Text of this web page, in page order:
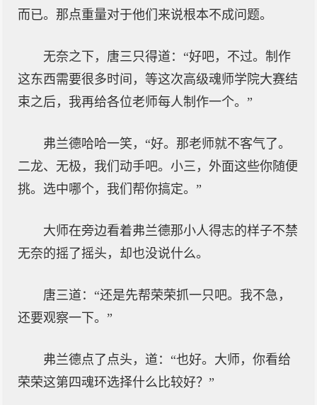
而已。那点重量对于他们来说根本不成问题。
无奈之下，唐三只得道：“好吧，不过。制作
这东西需要很多时间，等这次高级魂师学院大赛结
束之后，我再给各位老师每人制作一个。”
弗兰德哈哈一笑，“好。那老师就不客气了。
二龙、无极，我们动手吧。小三，外面这些你随便
挑。选中哪个，我们帮你搞定。”
大师在旁边看着弗兰德那小人得志的样子不禁
无奈的摇了摇头，却也没说什么。
唐三道：“还是先帮荣荣抓一只吧。我不急，
还要观察一下。”
弗兰德点了点头，道：“也好。大师，你看给
荣荣这第四魂环选择什么比较好？”